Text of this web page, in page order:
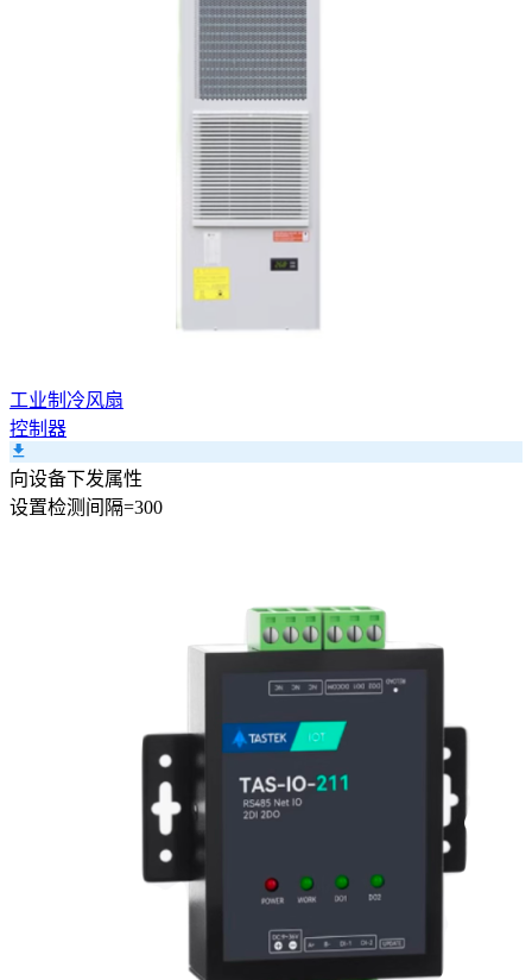
工业制冷风扇
控制器
向设备下发属性
设置检测间隔=300